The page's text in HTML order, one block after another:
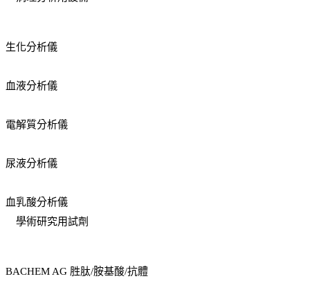
生化分析儀
血液分析儀
電解質分析儀
尿液分析儀
血乳酸分析儀
學術研究用試劑
BACHEM AG 胜肽/胺基酸/抗體